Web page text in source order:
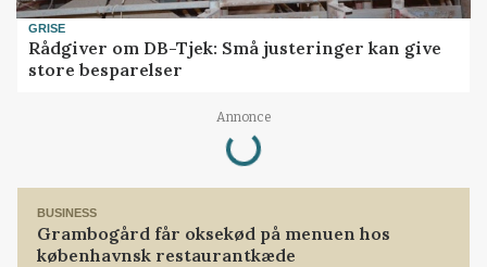
GRISE
Rådgiver om DB-Tjek: Små justeringer kan give
store besparelser
Annonce
Loading...
BUSINESS
Grambogård får oksekød på menuen hos
københavnsk restaurantkæde